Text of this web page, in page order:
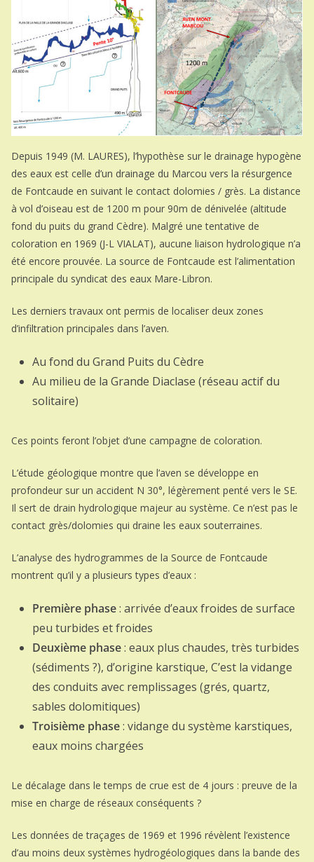
Depuis 1949 (M. LAURES), l’hypothèse sur le drainage hypogène
des eaux est celle d’un drainage du Marcou vers la résurgence
de Fontcaude en suivant le contact dolomies / grès. La distance
à vol d’oiseau est de 1200 m pour 90m de dénivelée (altitude
fond du puits du grand Cèdre). Malgré une tentative de
coloration en 1969 (J-L VIALAT), aucune liaison hydrologique n’a
été encore prouvée. La source de Fontcaude est l’alimentation
principale du syndicat des eaux Mare-Libron.
Les derniers travaux ont permis de localiser deux zones
d’infiltration principales dans l’aven.
Au fond du Grand Puits du Cèdre
Au milieu de la Grande Diaclase (réseau actif du
solitaire)
Ces points feront l’objet d’une campagne de coloration.
L’étude géologique montre que l’aven se développe en
profondeur sur un accident N 30°, légèrement penté vers le SE.
Il sert de drain hydrologique majeur au système. Ce n’est pas le
contact grès/dolomies qui draine les eaux souterraines.
L’analyse des hydrogrammes de la Source de Fontcaude
montrent qu’il y a plusieurs types d’eaux :
Première phase: arrivée d’eaux froides de surface
peu turbides et froides
Deuxième phase: eaux plus chaudes, très turbides
(sédiments ?), d’origine karstique, C’est la vidange
des conduits avec remplissages (grés, quartz,
sables dolomitiques)
Troisième phase: vidange du système karstiques,
eaux moins chargées
Le décalage dans le temps de crue est de 4 jours : preuve de la
mise en charge de réseaux conséquents ?
Les données de traçages de 1969 et 1996 révèlent l’existence
d’au moins deux systèmes hydrogéologiques dans la bande des